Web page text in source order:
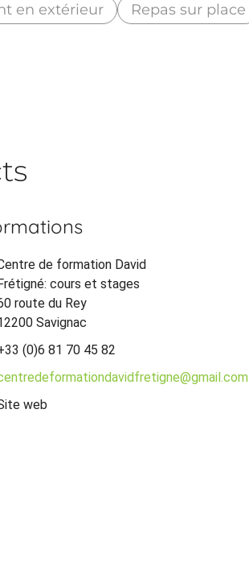
en extérieur Repas sur place
de formation David
Frétigné: cours et stages
route du Rey
Savignac
(0)6 81 70 45 82
web